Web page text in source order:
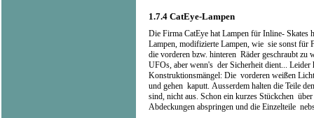
1.7.4 CatEye-Lampen
Die Firma CatEye hat Lampen für Inline- Skates
Lampen, modifizierte Lampen, wie sie sonst
die vorderen bzw. hinteren Räder geschraubt zu
UFOs, aber wenn's der Sicherheit dient...
Konstruktionsmängel: Die vorderen weißen
und gehen kaputt. Ausserdem halten die Teile
sind, nicht aus. Schon ein kurzes Stückchen
Abdeckungen abspringen und die Einzelteile